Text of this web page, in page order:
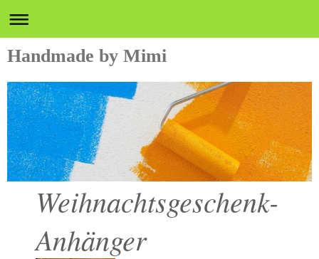
Handmade by Mimi
Weihnachtsgeschenk-
Anhänger